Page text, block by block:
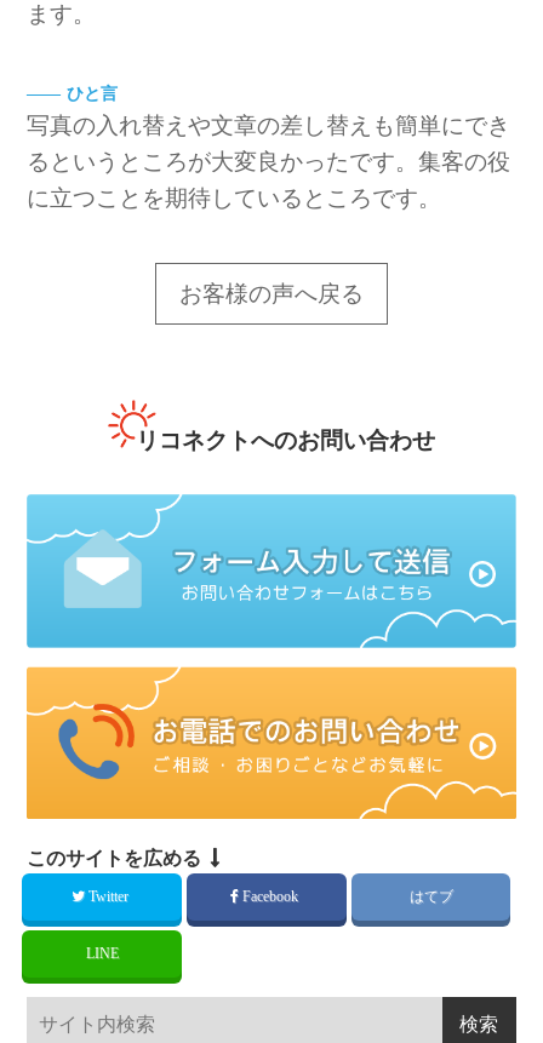
ます。
ひと言
写真の入れ替えや文章の差し替えも簡単にでき
るというところが大変良かったです。集客の役
に立つことを期待しているところです。
お客様の声へ戻る
リコネクトへのお問い合わせ
このサイトを広める
Twitter Facebook はてブ
LINE